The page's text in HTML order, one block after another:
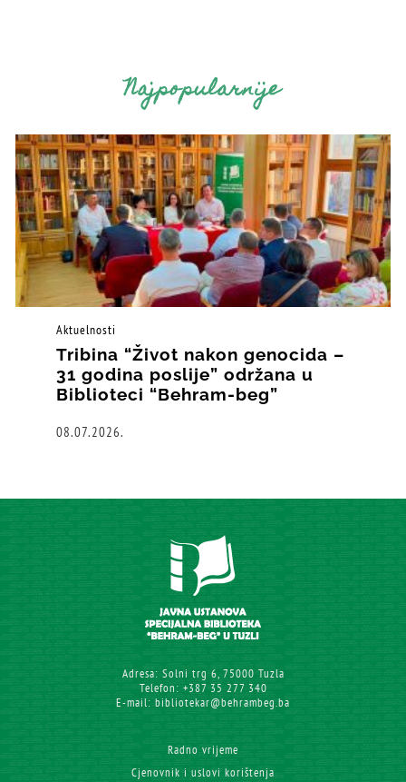
Najpopularnije
Aktuelnosti
Tribina “Život nakon genocida –
31 godina poslije” održana u
Biblioteci “Behram-beg”
08.07.2026.
Adresa: Solni trg 6, 75000 Tuzla
Telefon: +387 35 277 340
E-mail: bibliotekar@behrambeg.ba
Radno vrijeme
Cjenovnik i uslovi korištenja